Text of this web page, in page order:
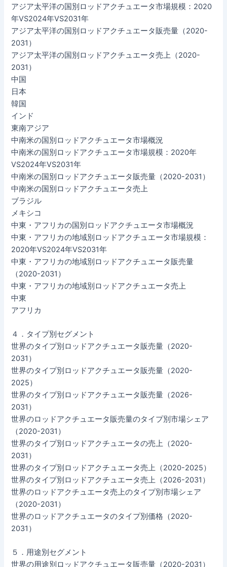
アジア太平洋の国別ロッドアクチュエータ市場規模：2020
年VS2024年VS2031年
アジア太平洋の国別ロッドアクチュエータ販売量（2020-
2031）
アジア太平洋の国別ロッドアクチュエータ売上（2020-
2031）
中国
日本
韓国
インド
東南アジア
中南米の国別ロッドアクチュエータ市場概況
中南米の国別ロッドアクチュエータ市場規模：2020年
VS2024年VS2031年
中南米の国別ロッドアクチュエータ販売量（2020-2031）
中南米の国別ロッドアクチュエータ売上
ブラジル
メキシコ
中東・アフリカの国別ロッドアクチュエータ市場概況
中東・アフリカの地域別ロッドアクチュエータ市場規模：
2020年VS2024年VS2031年
中東・アフリカの地域別ロッドアクチュエータ販売量
（2020-2031）
中東・アフリカの地域別ロッドアクチュエータ売上
中東
アフリカ
４．タイプ別セグメント
世界のタイプ別ロッドアクチュエータ販売量（2020-
2031）
世界のタイプ別ロッドアクチュエータ販売量（2020-
2025）
世界のタイプ別ロッドアクチュエータ販売量（2026-
2031）
世界のロッドアクチュエータ販売量のタイプ別市場シェア
（2020-2031）
世界のタイプ別ロッドアクチュエータの売上（2020-
2031）
世界のタイプ別ロッドアクチュエータ売上（2020-2025）
世界のタイプ別ロッドアクチュエータ売上（2026-2031）
世界のロッドアクチュエータ売上のタイプ別市場シェア
（2020-2031）
世界のロッドアクチュエータのタイプ別価格（2020-
2031）
５．用途別セグメント
世界の用途別ロッドアクチュエータ販売量（2020-2031）